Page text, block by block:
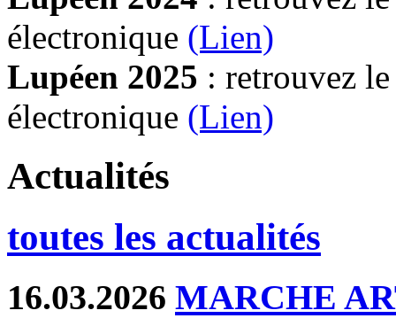
électronique (Lien)
Lupéen 2025 : retrouvez
électronique (Lien)
Actualités
toutes les actualités
16.03.2026 MARCHE